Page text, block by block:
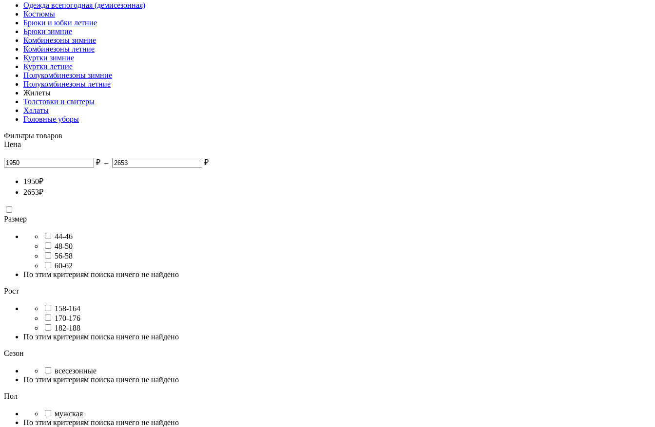
Одежда всепогодная (демисезонная)
Костюмы
Брюки и юбки летние
Брюки зимние
Комбинезоны зимние
Комбинезоны летние
Куртки зимние
Куртки летние
Полукомбинезоны зимние
Полукомбинезоны летние
Жилеты
Толстовки и свитеры
Халаты
Головные уборы
Фильтры товаров
Цена
₽ – ₽
1950₽
2653₽
Размер
44-46
48-50
56-58
60-62
По этим критериям поиска ничего не найдено
Рост
158-164
170-176
182-188
По этим критериям поиска ничего не найдено
Сезон
всесезонные
По этим критериям поиска ничего не найдено
Пол
мужская
По этим критериям поиска ничего не найдено